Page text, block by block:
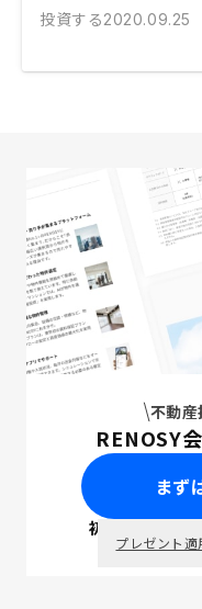
投資する2020.09.25
不動
RENOSY
まず
初回面談で
プレゼント適